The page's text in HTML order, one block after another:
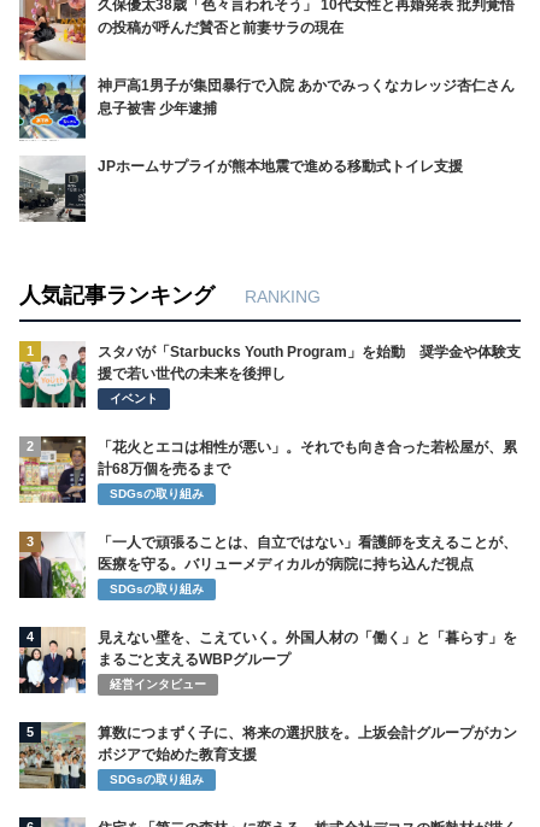
久保優太38歳「色々言われそう」 10代女性と再婚発表 批判覚悟
の投稿が呼んだ賛否と前妻サラの現在
神戸高1男子が集団暴行で入院 あかでみっくなカレッジ杏仁さん
息子被害 少年逮捕
JPホームサプライが熊本地震で進める移動式トイレ支援
人気記事ランキング RANKING
1
スタバが「Starbucks Youth Program」を始動 奨学金や体験支
援で若い世代の未来を後押し
イベント
2
「花火とエコは相性が悪い」。それでも向き合った若松屋が、累
計68万個を売るまで
SDGsの取り組み
3
「一人で頑張ることは、自立ではない」看護師を支えることが、
医療を守る。バリューメディカルが病院に持ち込んだ視点
SDGsの取り組み
4
見えない壁を、こえていく。外国人材の「働く」と「暮らす」を
まるごと支えるWBPグループ
経営インタビュー
5
算数につまずく子に、将来の選択肢を。上坂会計グループがカン
ボジアで始めた教育支援
SDGsの取り組み